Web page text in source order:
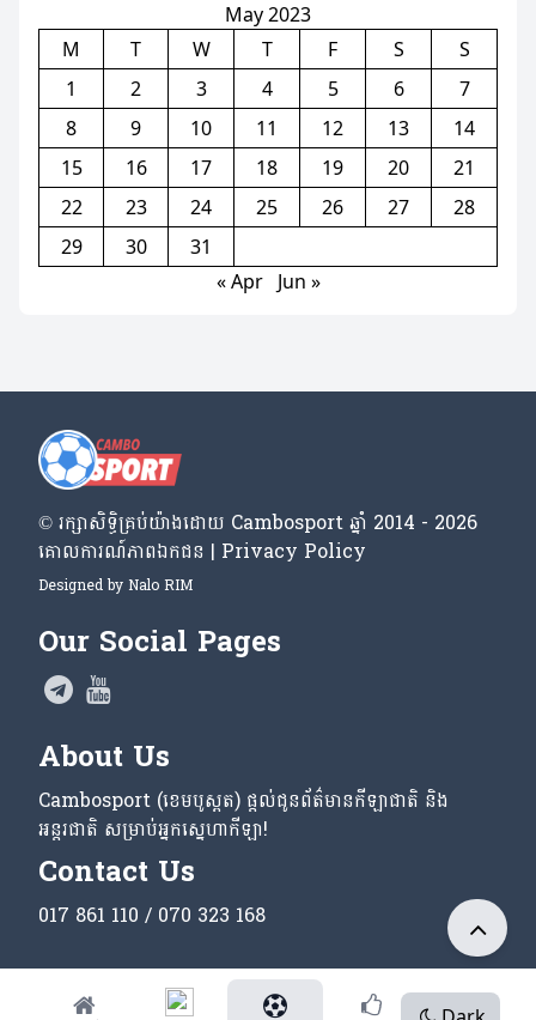
May 2023
M
T W T F S
S
1
2 3 4 5 6
7
8
9 10 11 12 13
14
15
16 17 18 19 20
21
22
23 24 25 26 27
28
29
30
31
« Apr
Jun »
© រក្សា​សិទ្ធិ​គ្រប់​យ៉ាង​ដោយ​ Cambosport ឆ្នាំ 2014 - 2026
គោលការណ៍​ភាព​ឯកជន | Privacy Policy
Designed by Nalo RIM
Our Social Pages
About Us
Cambosport (ខេមបូស្ពត) ផ្តល់ជូនព័ត៌មានកីឡាជាតិ និង
អន្តរជាតិ សម្រាប់អ្នកស្នេហាកីឡា!
Contact Us
017 861 110 / 070 323 168